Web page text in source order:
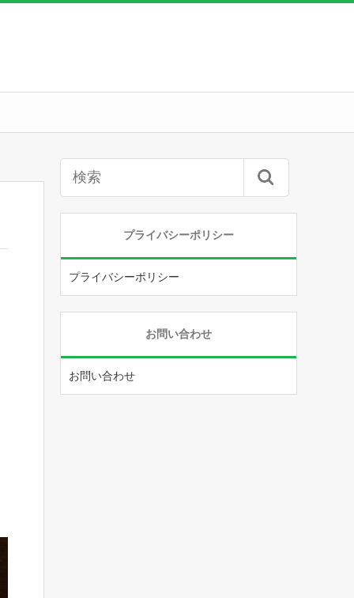
プライバシーポリシー
プライバシーポリシー
お問い合わせ
お問い合わせ